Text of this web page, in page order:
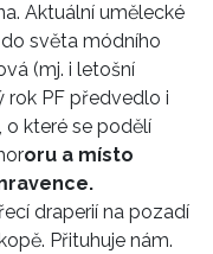
Aktuální umělecké
světa módního
(mj. i letošní
rok PF předvedlo i
o které se podělí
oru a místo
draperií na pozadí
Přituhuje nám.